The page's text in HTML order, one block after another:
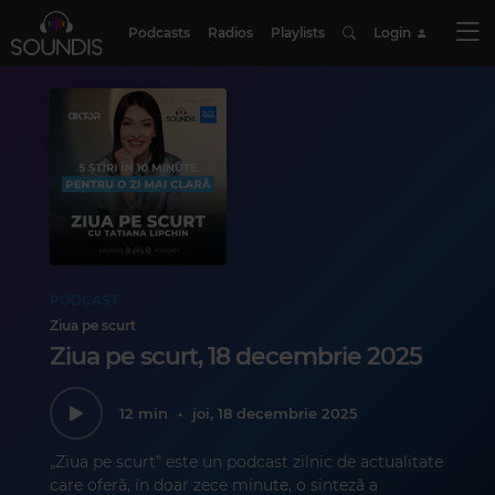
Podcasts Radios Playlists Login
Ziua pe scurt
Ziua pe scurt, 18 decembrie 2025
12 min • joi, 18 decembrie 2025
„Ziua pe scurt” este un podcast zilnic de actualitate
care oferă, în doar zece minute, o sinteză a